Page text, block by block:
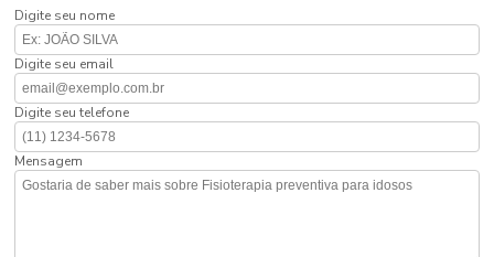
Digite seu nome
Digite seu email
Digite seu telefone
Mensagem